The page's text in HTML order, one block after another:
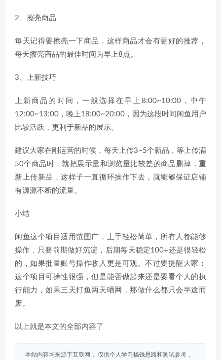
2、擦亮商品
每天记得要擦亮一下商品，这样商品才会有更好的推荐，
每天擦亮商品的最佳时间为早上8点。
3、上新技巧
上新商品的时间，一般选择在早上8:00~10:00，中午
12:00~13:00，晚上18:00~20:00，因为这段时间闲鱼用户
比较活跃，更利于新品的展示。
建议大家在刚运营的时候，每天上传3~5个新品，等上传满
50个商品时，就把展示量和浏览量比较差的商品删掉，重
新上传新品，这样子一直循环操作下去，就能够保证店铺
有源源不断的流量。
小结
闲鱼这个项目适用范围广，上手轻松简单，所有人都能够
操作，只要前期做好沉淀，后期每天稳定100+还是很轻松
的，如果批量账号操作收入更是可观。不过要提醒大家：
这个项目可操性很强，但是能否做起来还是要看个人的执
行能力，如果三天打鱼两天晒网，那做什么都只会半途而
废。
以上就是本文的全部内容了
本站内容均来源于互联网， 仅供个人学习搞钱思路和测试参考，